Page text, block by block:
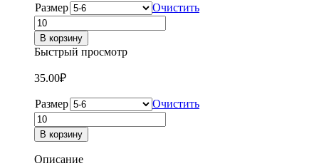
Размер
Очистить
Количество
товара
Носки
детские
для
девочек
с
рюшей
Роза
3830
В корзину
Быстрый просмотр
35.00₽
Размер
Очистить
Количество
товара
Носки
детские
В корзину
Описание